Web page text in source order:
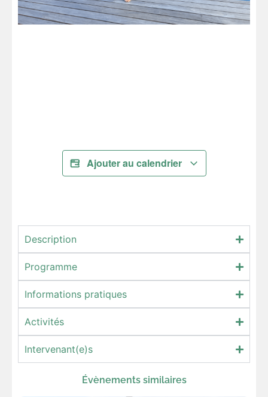
Ajouter au calendrier
Description
Programme
Informations pratiques
Activités
Intervenant(e)s
Évènements similaires